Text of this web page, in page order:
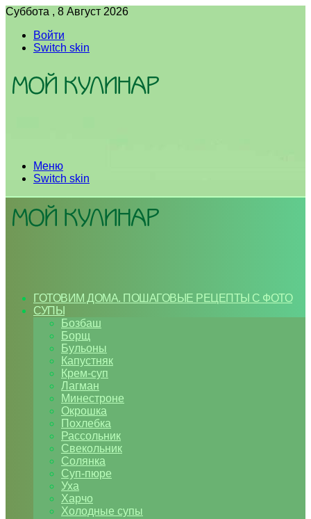
Суббота , 8 Август 2026
Войти
Switch skin
Меню
Switch skin
ГОТОВИМ ДОМА. ПОШАГОВЫЕ РЕЦЕПТЫ С ФОТО
СУПЫ
Бозбаш
Борщ
Бульоны
Капустняк
Крем-суп
Лагман
Минестроне
Окрошка
Похлебка
Рассольник
Свекольник
Солянка
Суп-пюре
Уха
Харчо
Холодные супы